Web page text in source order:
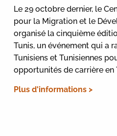
Le 29 octobre dernier, le
pour la Migration et le
organisé la cinquième
Tunis, un événement qui a
Tunisiens et Tunisiennes
opportunités de carrière en
Plus d'informations >